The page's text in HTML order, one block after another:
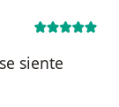
siente